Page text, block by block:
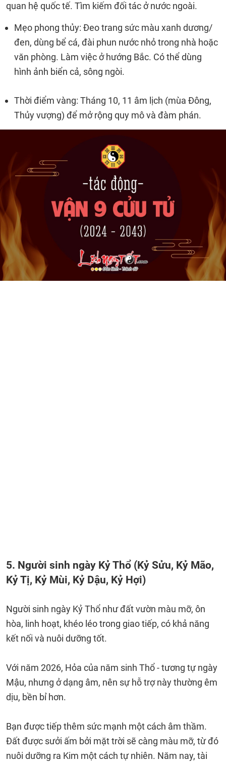
quan hệ quốc tế. Tìm kiếm đối tác ở nước ngoài.
Mẹo phong thủy: Đeo trang sức màu xanh dương/
đen, dùng bể cá, đài phun nước nhỏ trong nhà hoặc
văn phòng. Làm việc ở hướng Bắc. Có thể dùng
hình ảnh biển cả, sông ngòi.
Thời điểm vàng: Tháng 10, 11 âm lịch (mùa Đông,
Thủy vượng) để mở rộng quy mô và đàm phán.
5. Người sinh ngày Kỷ Thổ (Kỷ Sửu, Kỷ Mão,
Kỷ Tị, Kỷ Mùi, Kỷ Dậu, Kỷ Hợi)
Người sinh ngày Kỷ Thổ như đất vườn màu mỡ, ôn
hòa, linh hoạt, khéo léo trong giao tiếp, có khả năng
kết nối và nuôi dưỡng tốt.
Với năm 2026, Hỏa của năm sinh Thổ - tương tự ngày
Mậu, nhưng ở dạng âm, nên sự hỗ trợ này thường êm
dịu, bền bỉ hơn.
Bạn được tiếp thêm sức mạnh một cách âm thầm.
Đất được sưởi ấm bởi mặt trời sẽ càng màu mỡ, từ đó
nuôi dưỡng ra Kim một cách tự nhiên. Năm nay, tài